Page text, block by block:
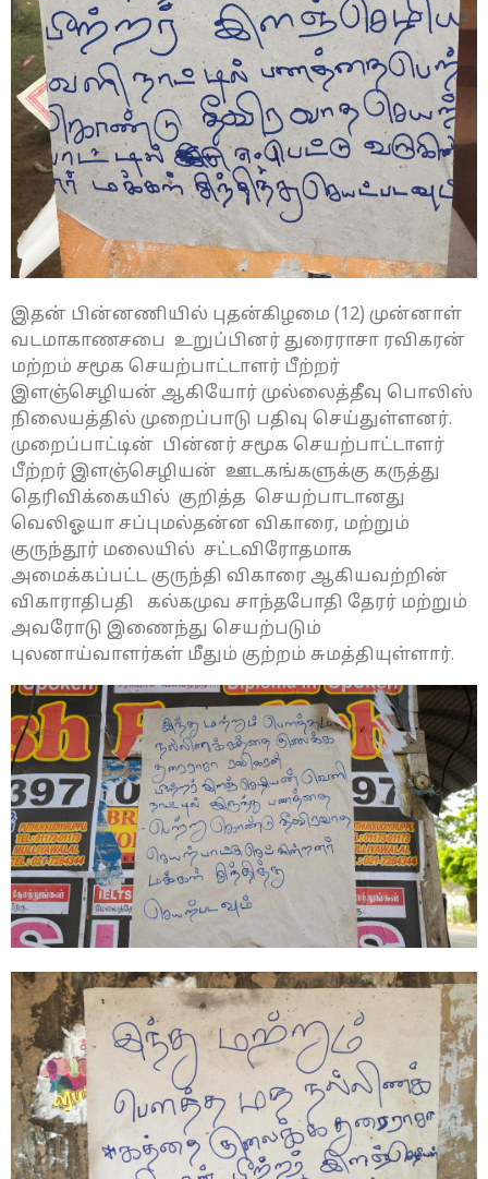
இதன் பின்னணியில் புதன்கிழமை (12) முன்னாள்
வடமாகாணசபை உறுப்பினர் துரைராசா ரவிகரன்
மற்றம் சமூக செயற்பாட்டாளர் பீற்றர்
இளஞ்செழியன் ஆகியோர் முல்லைத்தீவு பொலிஸ்
நிலையத்தில் முறைப்பாடு பதிவு செய்துள்ளனர்.
முறைப்பாட்டின் பின்னர் சமூக செயற்பாட்டாளர்
பீற்றர் இளஞ்செழியன் ஊடகங்களுக்கு கருத்து
தெரிவிக்கையில் குறித்த செயற்பாடானது
வெலிஓயா சப்புமல்தன்ன விகாரை, மற்றும்
குருந்தூர் மலையில் சட்டவிரோதமாக
அமைக்கப்பட்ட குருந்தி விகாரை ஆகியவற்றின்
விகாராதிபதி கல்கமுவ சாந்தபோதி தேரர் மற்றும்
அவரோடு இணைந்து செயற்படும்
புலனாய்வாளர்கள் மீதும் குற்றம் சுமத்தியுள்ளார்.